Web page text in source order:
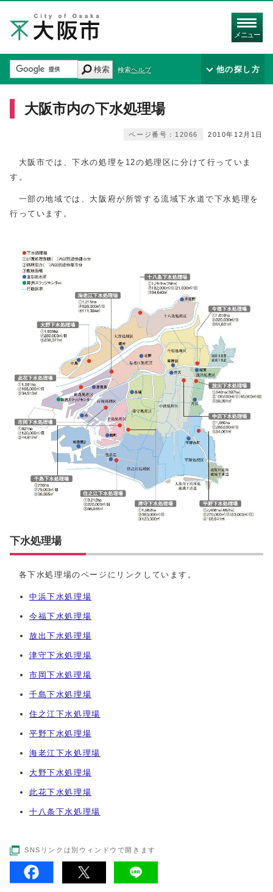
メニュー
検索 検索ヘルプ 他の探し方
大阪市内の下水処理場
2010年12月1日
ページ番号：12066
大阪市では、下水の処理を12の処理区に分けて行っていま
す。
一部の地域では、大阪府が所管する流域下水道で下水処理を
行っています。
下水処理場
各下水処理場のページにリンクしています。
中浜下水処理場
今福下水処理場
放出下水処理場
津守下水処理場
市岡下水処理場
千島下水処理場
住之江下水処理場
平野下水処理場
海老江下水処理場
大野下水処理場
此花下水処理場
十八条下水処理場
SNSリンクは別ウィンドウで開きます